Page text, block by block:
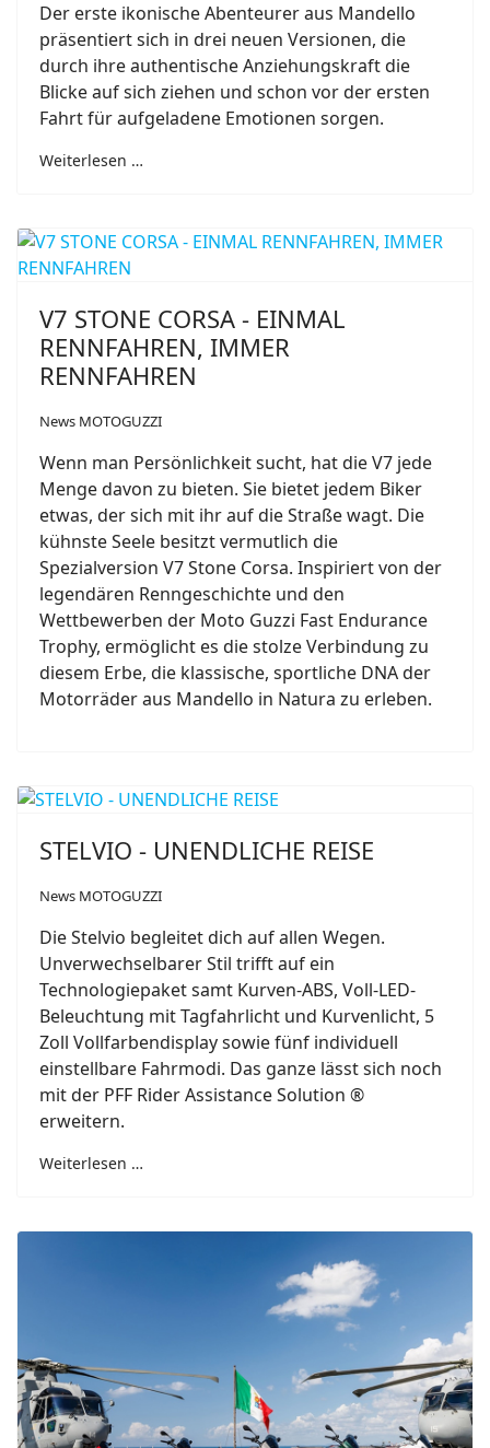
Der erste ikonische Abenteurer aus Mandello
präsentiert sich in drei neuen Versionen, die
durch ihre authentische Anziehungskraft die
Blicke auf sich ziehen und schon vor der ersten
Fahrt für aufgeladene Emotionen sorgen.
Weiterlesen …
V7 STONE CORSA - EINMAL
RENNFAHREN, IMMER
RENNFAHREN
News MOTOGUZZI
Wenn man Persönlichkeit sucht, hat die V7 jede
Menge davon zu bieten. Sie bietet jedem Biker
etwas, der sich mit ihr auf die Straße wagt. Die
kühnste Seele besitzt vermutlich die
Spezialversion V7 Stone Corsa. Inspiriert von der
legendären Renngeschichte und den
Wettbewerben der Moto Guzzi Fast Endurance
Trophy, ermöglicht es die stolze Verbindung zu
diesem Erbe, die klassische, sportliche DNA der
Motorräder aus Mandello in Natura zu erleben.
STELVIO - UNENDLICHE REISE
News MOTOGUZZI
Die Stelvio begleitet dich auf allen Wegen.
Unverwechselbarer Stil trifft auf ein
Technologiepaket samt Kurven-ABS, Voll-LED-
Beleuchtung mit Tagfahrlicht und Kurvenlicht, 5
Zoll Vollfarbendisplay sowie fünf individuell
einstellbare Fahrmodi. Das ganze lässt sich noch
mit der PFF Rider Assistance Solution ®
erweitern.
Weiterlesen …